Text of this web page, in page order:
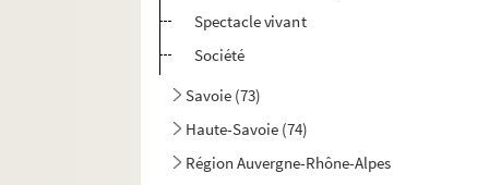
Spectacle vivant
Société
Savoie (73)
Haute-Savoie (74)
Région Auvergne-Rhône-Alpes